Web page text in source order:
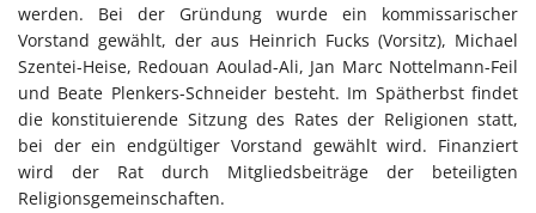
werden. Bei der Gründung wurde ein kommissarischer
Vorstand gewählt, der aus Heinrich Fucks (Vorsitz), Michael
Szentei-Heise, Redouan Aoulad-Ali, Jan Marc Nottelmann-Feil
und Beate Plenkers-Schneider besteht. Im Spätherbst findet
die konstituierende Sitzung des Rates der Religionen statt,
bei der ein endgültiger Vorstand gewählt wird. Finanziert
wird der Rat durch Mitgliedsbeiträge der beteiligten
Religionsgemeinschaften.